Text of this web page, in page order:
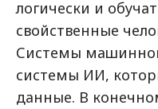
логически и
свойственные
Системы
системы ИИ,
данные. В